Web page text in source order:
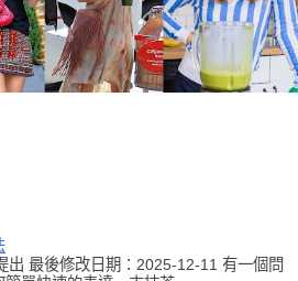
出 最後修改日期：2025-12-11 有一個問